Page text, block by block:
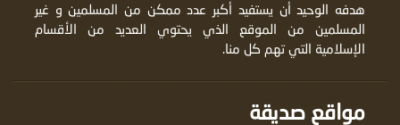
هدفه الوحيد أن يستفيد أكبر عدد ممكن من المسلمين و غير
المسلمين من الموقع الذي يحتوي العديد من الأقسام
الإسلامية التي تهم كل منا.
مواقع صديقة